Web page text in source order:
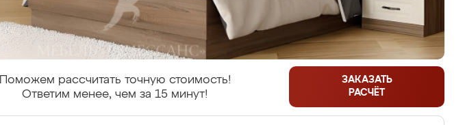
Поможем рассчитать точную стоимость!
Ответим менее, чем за 15 минут!
ЗАКАЗАТЬ
РАСЧЁТ